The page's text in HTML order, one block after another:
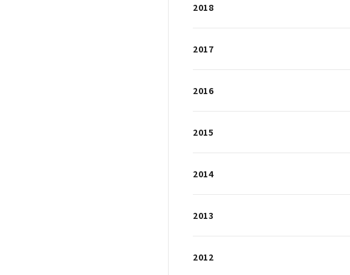
2018
2017
2016
2015
2014
2013
2012